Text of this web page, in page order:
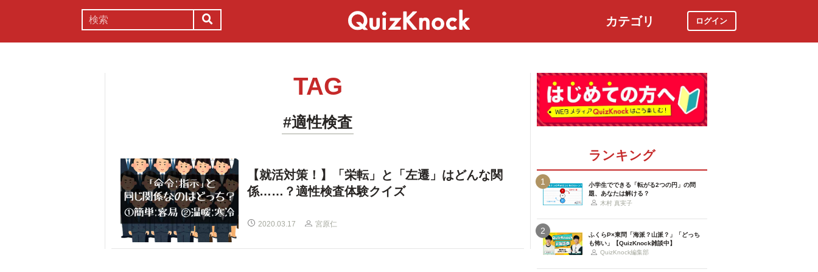
カテゴリ ログイン
TAG
#適性検査
【就活対策！】「栄転」と「左遷」はどんな関
係……？適性検査体験クイズ
2020.03.17 宮原仁
ランキング
1
小学生でできる「転がる2つの円」の問
題、あなたは解ける？
木村 真実子
2
ふくらP×東問「海派？山派？」「どっち
も怖い」【QuizKnock雑談中】
QuizKnock編集部